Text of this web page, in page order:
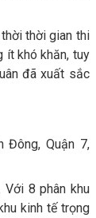
thời gian thi
ít khó khăn, tuy
đã xuất sắc
Đông, Quận 7,
Với 8 phân khu
kinh tế trọng